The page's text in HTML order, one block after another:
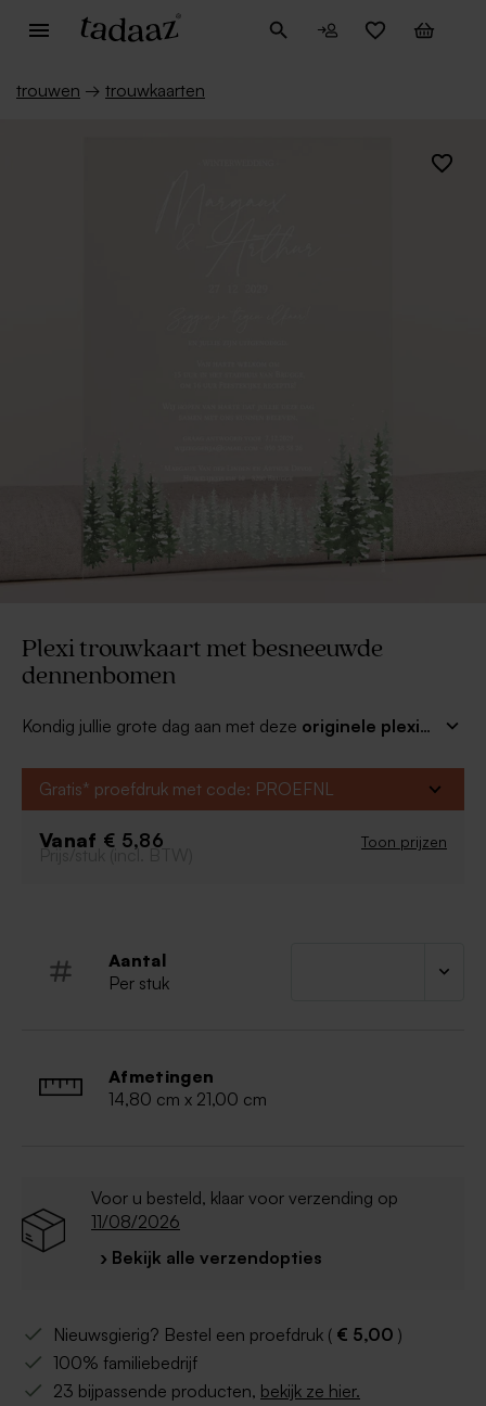
trouwen → trouwkaarten
Plexi trouwkaart met besneeuwde
dennenbomen
Kondig jullie grote dag aan met deze originele plexi
de kaart helemaal naar wens aan. Kies je favoriete
lettertype en maak er een unieke trouwkaart van.
voor een prachtig totaalplaatje.
Gratis* proefdruk met code: PROEFNL
Vanaf € 5,86 Toon prijzen
Prijs/stuk (incl. BTW)
Aantal
Per stuk
Afmetingen
14,80 cm x 21,00 cm
Voor u besteld, klaar voor verzending op
11/08/2026
› Bekijk alle verzendopties
Nieuwsgierig? Bestel een proefdruk ( € 5,00 )
100% familiebedrijf
23 bijpassende producten, bekijk ze hier.